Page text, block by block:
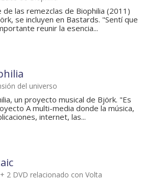
de las remezclas de Biophilia (2011)
se incluyen en Bastards. "Sentí que
reunir la esencia...
del universo
un proyecto musical de Björk. "Es
A multi-media donde la música,
internet, las...
2 DVD relacionado con Volta